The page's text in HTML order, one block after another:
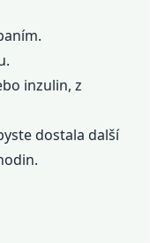
inzulin, z
dostala další